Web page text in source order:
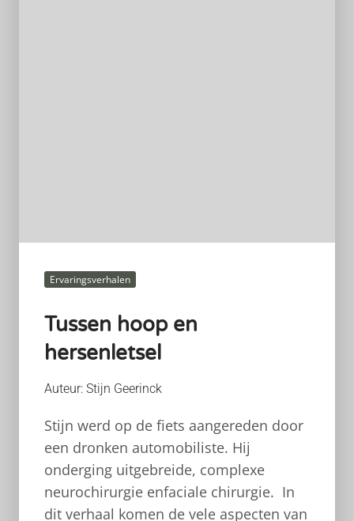
Ervaringsverhalen
Tussen hoop en
hersenletsel
Auteur: Stijn Geerinck
Stijn werd op de fiets aangereden door
een dronken automobiliste. Hij
onderging uitgebreide, complexe
neurochirurgie enfaciale chirurgie. In
dit verhaal komen de vele aspecten van